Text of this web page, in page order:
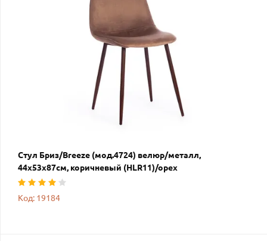
Стул Бриз/Breeze (мод.4724) велюр/металл,
44х53х87см, коричневый (HLR11)/орех
Код: 19184